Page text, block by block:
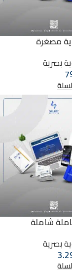
مصغرة
بصرية
شاملة
بصرية